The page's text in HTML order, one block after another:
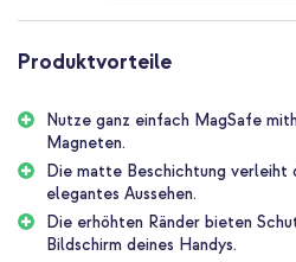
Gerät. Die Hülle verfügt über eine
Form.
Täglicher Schutz für dein
Die Handyhülle besteht aus
Silikonmaterial hat eine
täglichen Schutz deines
Produktvorteile
Nutze ganz einfach MagSafe
Magneten.
Die matte Beschichtung verleiht
elegantes Aussehen.
Die erhöhten Ränder bieten
Bildschirm deines Handys.